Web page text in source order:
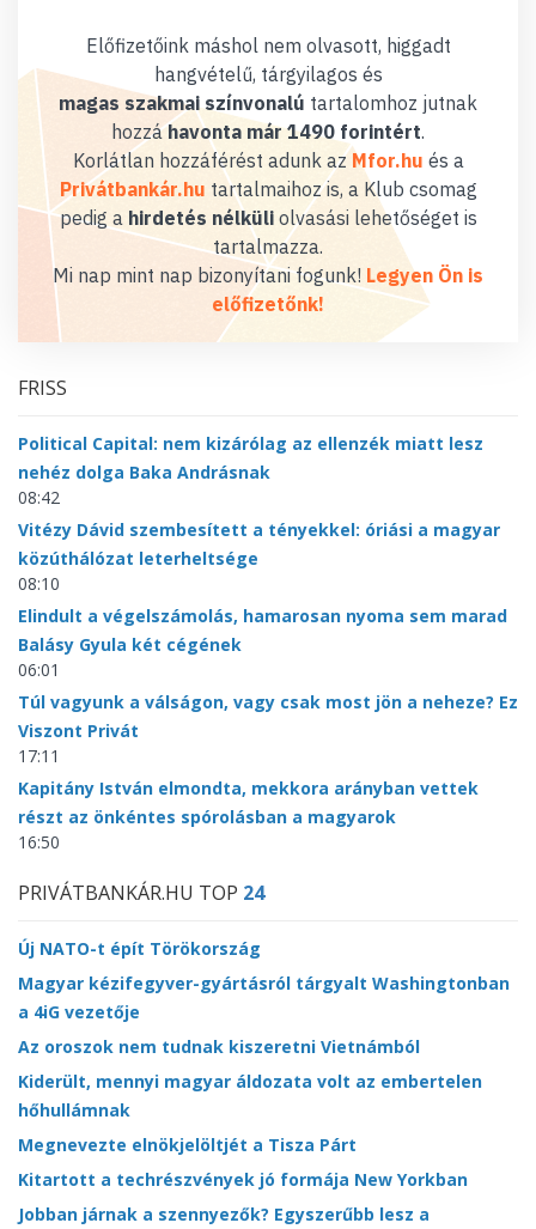
Előfizetőink máshol nem olvasott, higgadt
hangvételű, tárgyilagos és
magas szakmai színvonalú tartalomhoz jutnak
hozzáhavonta már 1490 forintért.
Korlátlan hozzáférést adunk az Mfor.hu és a
Privátbankár.hu tartalmaihoz is, a Klub csomag
pedig a hirdetés nélküliolvasási lehetőséget is
tartalmazza.
Mi nap mint nap bizonyítani fogunk! Legyen Ön is
előfizetőnk!
FRISS
Political Capital: nem kizárólag az ellenzék miatt lesz
nehéz dolga Baka Andrásnak
08:42
Vitézy Dávid szembesített a tényekkel: óriási a magyar
közúthálózat leterheltsége
08:10
Elindult a végelszámolás, hamarosan nyoma sem marad
Balásy Gyula két cégének
06:01
Túl vagyunk a válságon, vagy csak most jön a neheze? Ez
Viszont Privát
17:11
Kapitány István elmondta, mekkora arányban vettek
részt az önkéntes spórolásban a magyarok
16:50
PRIVÁTBANKÁR.HU TOP 24
Új NATO-t épít Törökország
Magyar kézifegyver-gyártásról tárgyalt Washingtonban
a 4iG vezetője
Az oroszok nem tudnak kiszeretni Vietnámból
Kiderült, mennyi magyar áldozata volt az embertelen
hőhullámnak
Megnevezte elnökjelöltjét a Tisza Párt
Kitartott a techrészvények jó formája New Yorkban
Jobban járnak a szennyezők? Egyszerűbb lesz a